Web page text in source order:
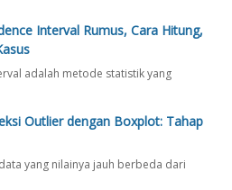
Interval Rumus, Cara Hitung,
adalah metode statistik yang
Outlier dengan Boxplot: Tahap
yang nilainya jauh berbeda dari